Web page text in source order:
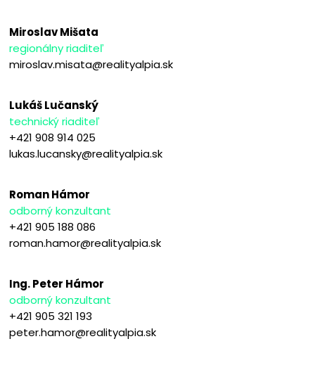
Miroslav Mišata
regionálny riaditeľ
miroslav.misata@realityalpia.sk
Lukáš Lučanský
technický riaditeľ
+421 908 914 025
lukas.lucansky@realityalpia.sk
Roman Hámor
odborný konzultant
+421 905 188 086
roman.hamor@realityalpia.sk
Ing. Peter Hámor
odborný konzultant
+421 905 321 193
peter.hamor@realityalpia.sk